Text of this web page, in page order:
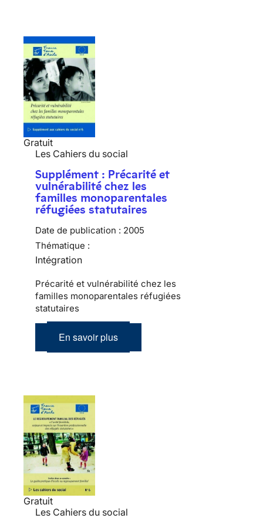
Gratuit
Les Cahiers du social
Supplément : Précarité et
vulnérabilité chez les
familles monoparentales
réfugiées statutaires
Date de publication : 2005
Thématique :
Intégration
Précarité et vulnérabilité chez les
familles monoparentales réfugiées
statutaires
En savoir plus
Gratuit
Les Cahiers du social